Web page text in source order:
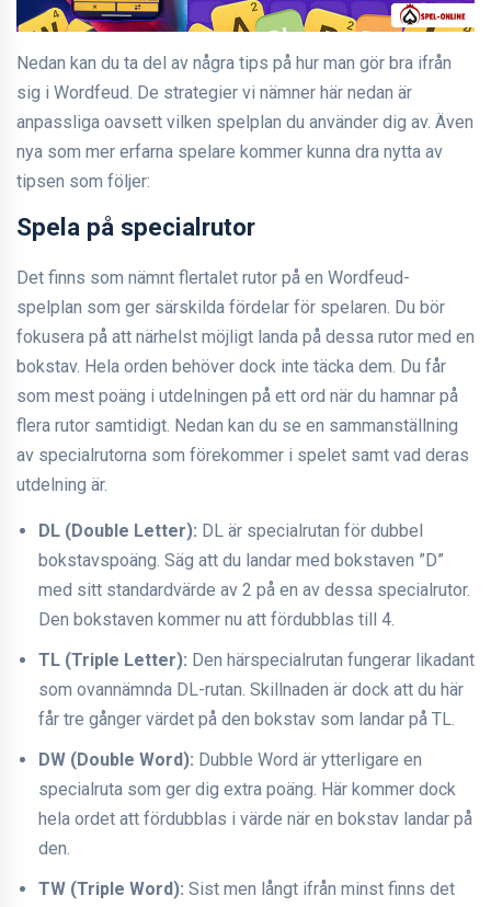
Nedan kan du ta del av några tips på hur man gör bra ifrån
sig i Wordfeud. De strategier vi nämner här nedan är
anpassliga oavsett vilken spelplan du använder dig av. Även
nya som mer erfarna spelare kommer kunna dra nytta av
tipsen som följer:
Spela på specialrutor
Det finns som nämnt flertalet rutor på en Wordfeud-
spelplan som ger särskilda fördelar för spelaren. Du bör
fokusera på att närhelst möjligt landa på dessa rutor med en
bokstav. Hela orden behöver dock inte täcka dem. Du får
som mest poäng i utdelningen på ett ord när du hamnar på
flera rutor samtidigt. Nedan kan du se en sammanställning
av specialrutorna som förekommer i spelet samt vad deras
utdelning är.
DL (Double Letter): DL är specialrutan för dubbel
bokstavspoäng. Säg att du landar med bokstaven ”D”
med sitt standardvärde av 2 på en av dessa specialrutor.
Den bokstaven kommer nu att fördubblas till 4.
TL (Triple Letter): Den härspecialrutan fungerar likadant
som ovannämnda DL-rutan. Skillnaden är dock att du här
får tre gånger värdet på den bokstav som landar på TL.
DW (Double Word): Dubble Word är ytterligare en
specialruta som ger dig extra poäng. Här kommer dock
hela ordet att fördubblas i värde när en bokstav landar på
den.
TW (Triple Word): Sist men långt ifrån minst finns det